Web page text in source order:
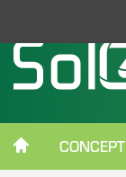
CONCEPT